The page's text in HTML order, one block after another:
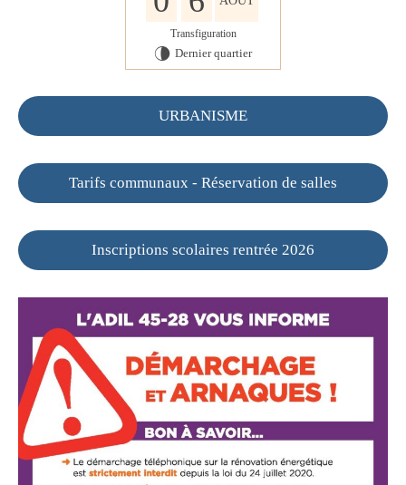
Transfiguration
U Dernier quartier
URBANISME
Tarifs communaux - Réservation de salles
Inscriptions scolaires rentrée 2026